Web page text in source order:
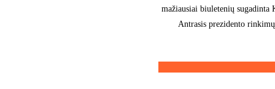
mažiausiai biuletenių sugadinta
Antrasis prezidento